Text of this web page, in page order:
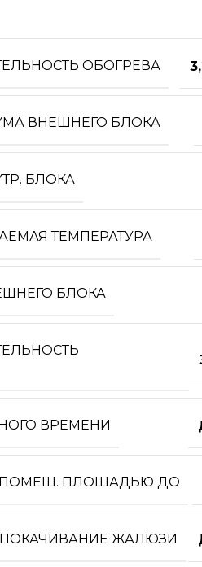
ОБОГРЕВА
ВНЕШНЕГО БЛОКА
БЛОКА
ТЕМПЕРАТУРА
БЛОКА
ВРЕМЕНИ
ПОМЕЩ. ПЛОЩАДЬЮ ДО
ЖАЛЮЗИ